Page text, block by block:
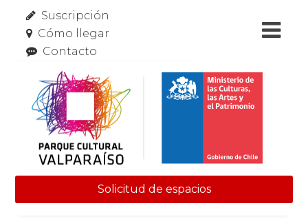
Suscripción
Cómo llegar
Contacto
Solicitud de espacios